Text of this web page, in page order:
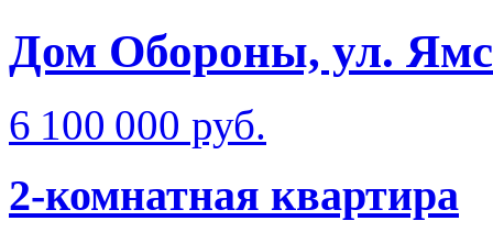
Дом Обороны, ул.
6 100 000 руб.
2-комнатная квартира